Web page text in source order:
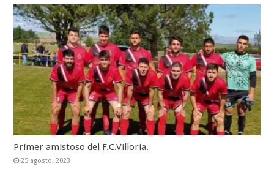
Primer amistoso del F.C.Villoria.
25 agosto, 2023